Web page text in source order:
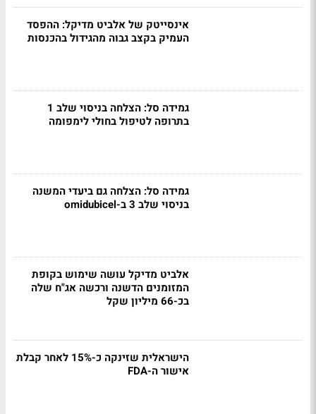
אינסייטק של אלביט מדיקל: ההפסד
העמיק בקצב גבוה מהגידול בהכנסות
גמידה סל: הצלחה בניסוי שלב 1
בתרופה לטיפול בחולי לימפומה
גמידה סל: הצלחה גם ביעדי המשנה
בניסוי שלב 3 ב-omidubicel
אלביט מדיקל עושה שימוש בקופת
המזומנים הדשנה ורכשה אג"ח שלה
בכ-66 מיליון שקל
הישראלית שזינקה כ-15% לאחר קבלת
אישור ה-FDA